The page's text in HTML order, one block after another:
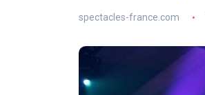
spectacles-france.com